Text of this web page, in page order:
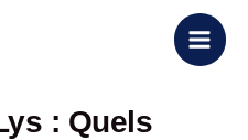
: Quels